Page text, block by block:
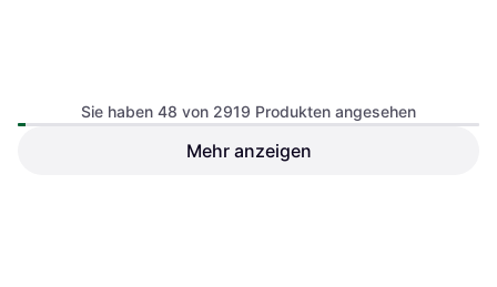
Skechers Corado
Sie haben 48 von 2919 Produkten angesehen
Mehr anzeigen